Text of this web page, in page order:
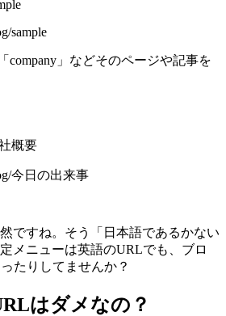
sample
company」などそのページや記事を
概要
今日の出来事
ですね。そう「日本語であるかない
メニューは英語のURLでも、ブロ
たりしてませんか？
はダメなの？